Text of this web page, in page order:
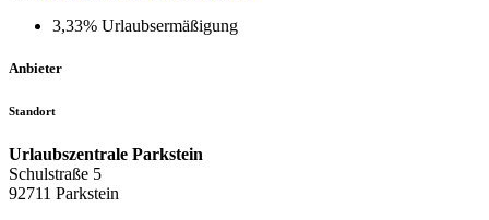
3,33% Urlaubsermäßigung
Anbieter
Standort
Urlaubszentrale Parkstein
Schulstraße 5
92711 Parkstein